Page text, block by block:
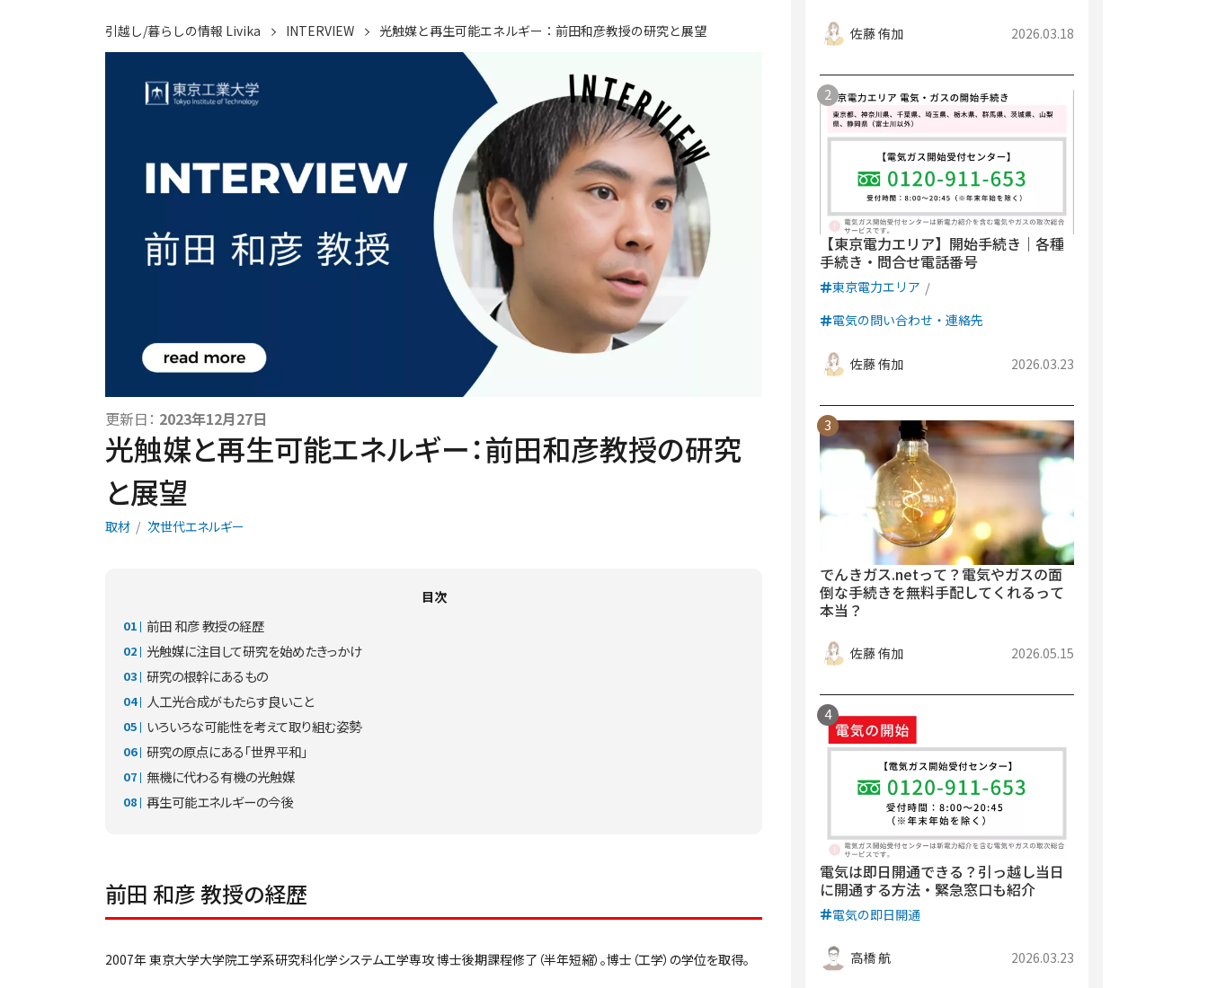
引越し/暮らしの情報 Livika INTERVIEW 光触媒と再生可能エネルギー：前田和彦教授の研究と展望
更新日： 2023年12月27日
光触媒と再生可能エネルギー：前田和彦教授の研究
と展望
取材 次世代エネルギー
目次
前田 和彦 教授の経歴
光触媒に注目して研究を始めたきっかけ
研究の根幹にあるもの
人工光合成がもたらす良いこと
いろいろな可能性を考えて取り組む姿勢
研究の原点にある「世界平和」
無機に代わる有機の光触媒
再生可能エネルギーの今後
前田 和彦 教授の経歴
2007年 東京大学大学院工学系研究科化学システム工学専攻 博士後期課程修了（半年短縮）。博士（工学）の学位を取得。
佐藤 侑加 2026.03.18
【東京電力エリア】開始手続き｜各種
手続き・問合せ電話番号
東京電力エリア
電気の問い合わせ・連絡先
佐藤 侑加 2026.03.23
でんきガス.netって？電気やガスの面
倒な手続きを無料手配してくれるって
本当？
佐藤 侑加 2026.05.15
電気は即日開通できる？引っ越し当日
に開通する方法・緊急窓口も紹介
電気の即日開通
高橋 航 2026.03.23